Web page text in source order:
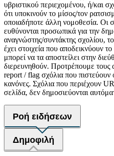
υβριστικού περιεχομένου, ή/και
ότι υποκινούν το μίσος/τον
οποιαδήποτε άλλη νομοθεσία. Οι
ευθύνονται προσωπικά για την
αναγνώστης/συντάκτης σχολίου, το
έχει στοιχεία που αποδεικνύουν
μπορεί να τα αποστείλει στην
διερευνηθούν. Προτρέπουμε τους
report / flag σχόλια που πιστεύουν
κανόνες. Σχόλια που περιέχουν
σελίδα, δεν δημοσιεύονται
Ροή ειδήσεων
Δημοφιλή